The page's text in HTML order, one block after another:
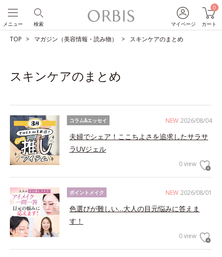
マイページ
0
カート
検索
メニュー
TOP マガジン（美容情報・読み物） スキンケアのまとめ
スキンケアのまとめ
NEW 2026/08/04
コラム&エッセイ
夫婦でシェア！ここちよさを追求したサラサ
ラUVジェル
0 view
NEW 2026/08/01
ポイントメイク
色選びが難しい…大人の目元悩みに答えま
す！
0 view